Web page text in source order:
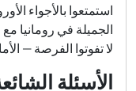
استمتعوا بالأجواء
الجميلة في رومانيا
لا تفوتوا الفرصة —
الأسئلة